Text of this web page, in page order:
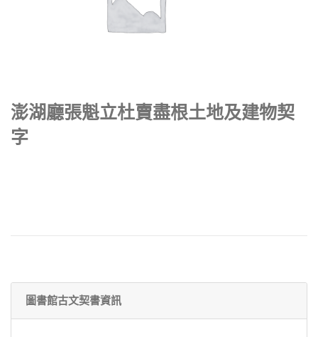
澎湖廳張魁立杜賣盡根土地及建物契
字
圖書館古文契書資訊